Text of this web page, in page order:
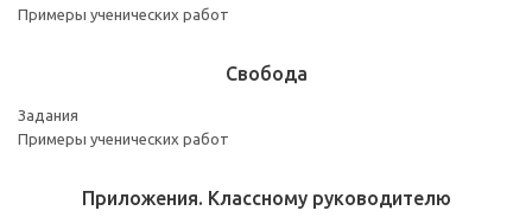
Примеры ученических работ
Свобода
Задания
Примеры ученических работ
Приложения. Классному руководителю